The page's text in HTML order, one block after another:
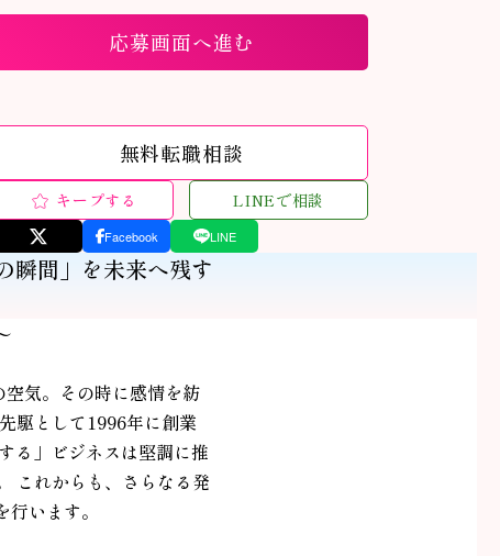
応募画面へ進む
無料転職相談
キープする LINEで相談
Facebook LINE
瞬間」を未来へ残す
気。その時に感情を紡
駆として1996年に創業
る」ビジネスは堅調に推
これからも、さらなる発
行います。